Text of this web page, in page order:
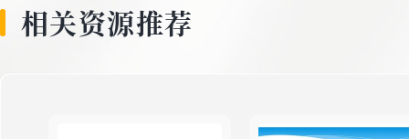
相关资源推荐